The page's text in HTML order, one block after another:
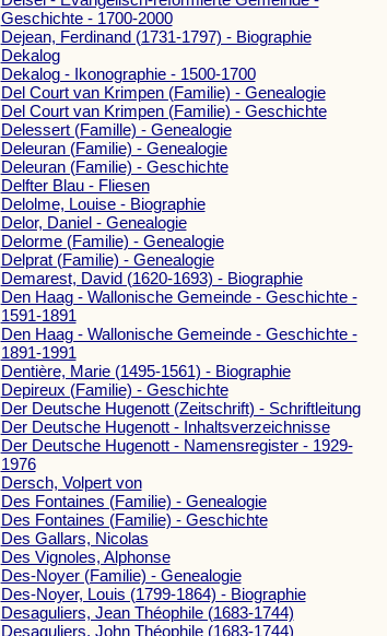
Geschichte - 1700-2000
Dejean, Ferdinand (1731-1797) - Biographie
Dekalog
Dekalog - Ikonographie - 1500-1700
Del Court van Krimpen (Familie) - Genealogie
Del Court van Krimpen (Familie) - Geschichte
Delessert (Famille) - Genealogie
Deleuran (Familie) - Genealogie
Deleuran (Familie) - Geschichte
Delfter Blau - Fliesen
Delolme, Louise - Biographie
Delor, Daniel - Genealogie
Delorme (Familie) - Genealogie
Delprat (Familie) - Genealogie
Demarest, David (1620-1693) - Biographie
Den Haag - Wallonische Gemeinde - Geschichte -
1591-1891
Den Haag - Wallonische Gemeinde - Geschichte -
1891-1991
Dentière, Marie (1495-1561) - Biographie
Depireux (Familie) - Geschichte
Der Deutsche Hugenott (Zeitschrift) - Schriftleitung
Der Deutsche Hugenott - Inhaltsverzeichnisse
Der Deutsche Hugenott - Namensregister - 1929-
1976
Dersch, Volpert von
Des Fontaines (Familie) - Genealogie
Des Fontaines (Familie) - Geschichte
Des Gallars, Nicolas
Des Vignoles, Alphonse
Des-Noyer (Familie) - Genealogie
Des-Noyer, Louis (1799-1864) - Biographie
Desaguliers, Jean Théophile (1683-1744)
Desaguliers, John Théophile (1683-1744)